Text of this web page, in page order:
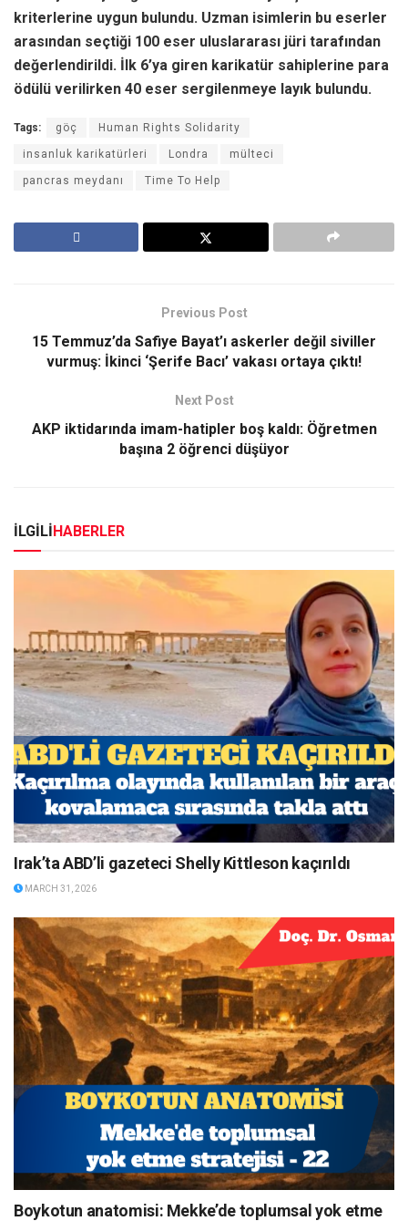
kriterlerine uygun bulundu. Uzman isimlerin bu eserler
arasından seçtiği 100 eser uluslararası jüri tarafından
değerlendirildi. İlk 6’ya giren karikatür sahiplerine para
ödülü verilirken 40 eser sergilenmeye layık bulundu.
Tags: göç Human Rights Solidarity
insanluk karikatürleri Londra mülteci
pancras meydanı Time To Help
Previous Post
15 Temmuz’da Safiye Bayat’ı askerler değil siviller
vurmuş: İkinci ‘Şerife Bacı’ vakası ortaya çıktı!
Next Post
AKP iktidarında imam-hatipler boş kaldı: Öğretmen
başına 2 öğrenci düşüyor
İLGİLİHABERLER
Irak’ta ABD’li gazeteci Shelly Kittleson kaçırıldı
MARCH 31, 2026
Boykotun anatomisi: Mekke’de toplumsal yok etme